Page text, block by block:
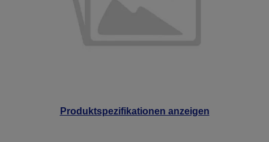
Produktspezifikationen anzeigen